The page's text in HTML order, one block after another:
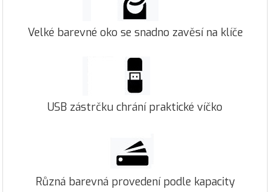
Velké barevné oko se snadno zavěsí na klíče
USB zástrčku chrání praktické víčko
Různá barevná provedení podle kapacity